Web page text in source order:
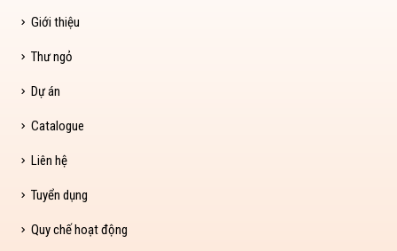
Giới thiệu
Thư ngỏ
Dự án
Catalogue
Liên hệ
Tuyển dụng
Quy chế hoạt động